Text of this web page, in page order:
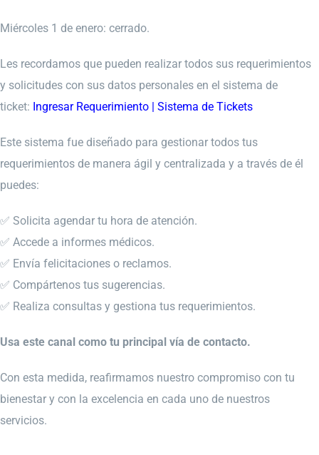
Miércoles 1 de enero: cerrado.
Les recordamos que pueden realizar todos sus requerimientos
y solicitudes con sus datos personales en el sistema de
ticket: Ingresar Requerimiento | Sistema de Tickets
Este sistema fue diseñado para gestionar todos tus
requerimientos de manera ágil y centralizada y a través de él
puedes:
✅ Solicita agendar tu hora de atención.
✅ Accede a informes médicos.
✅ Envía felicitaciones o reclamos.
✅ Compártenos tus sugerencias.
✅ Realiza consultas y gestiona tus requerimientos.
Usa este canal como tu principal vía de contacto.
Con esta medida, reafirmamos nuestro compromiso con tu
bienestar y con la excelencia en cada uno de nuestros
servicios.